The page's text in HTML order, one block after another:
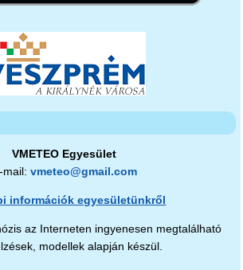
VMETEO Egyesület
mail: vmeteo@gmail.com
információk egyesületünkről
az Interneten ingyenesen megtalálható
modellek alapján készül.